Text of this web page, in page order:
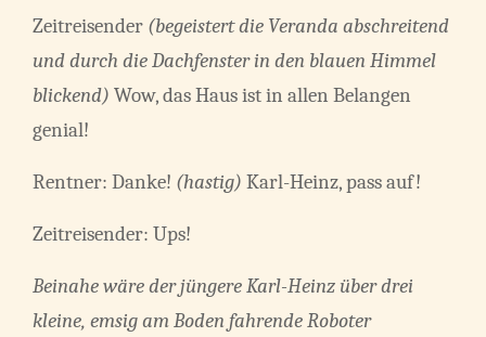
Zeitreisender (begeistert die Veranda abschreitend
und durch die Dachfenster in den blauen Himmel
blickend) Wow, das Haus ist in allen Belangen
genial!
Rentner: Danke! (hastig) Karl-Heinz, pass auf!
Zeitreisender: Ups!
Beinahe wäre der jüngere Karl-Heinz über drei
kleine, emsig am Boden fahrende Roboter